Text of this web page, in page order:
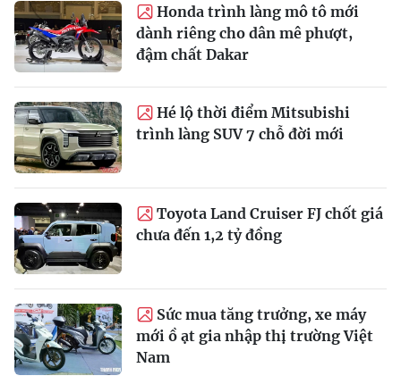
Honda trình làng mô tô mới
dành riêng cho dân mê phượt,
đậm chất Dakar
Hé lộ thời điểm Mitsubishi
trình làng SUV 7 chỗ đời mới
Toyota Land Cruiser FJ chốt giá
chưa đến 1,2 tỷ đồng
Sức mua tăng trưởng, xe máy
mới ồ ạt gia nhập thị trường Việt
Nam